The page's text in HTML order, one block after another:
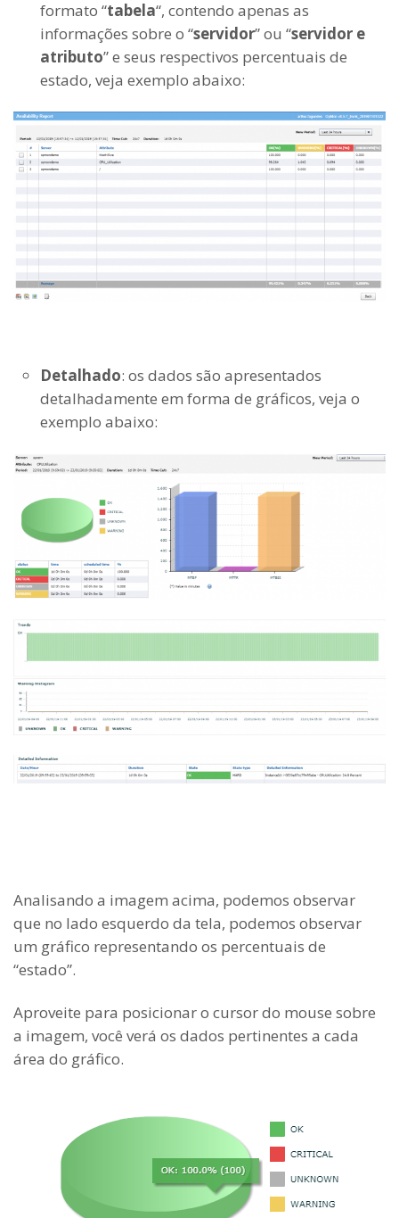
formato “tabela“, contendo apenas as
informações sobre o “servidor” ou “servidor e
atributo” e seus respectivos percentuais de
estado, veja exemplo abaixo:
Detalhado: os dados são apresentados
detalhadamente em forma de gráficos, veja o
exemplo abaixo:
Analisando a imagem acima, podemos observar
que no lado esquerdo da tela, podemos observar
um gráfico representando os percentuais de
“estado”.
Aproveite para posicionar o cursor do mouse sobre
a imagem, você verá os dados pertinentes a cada
área do gráfico.